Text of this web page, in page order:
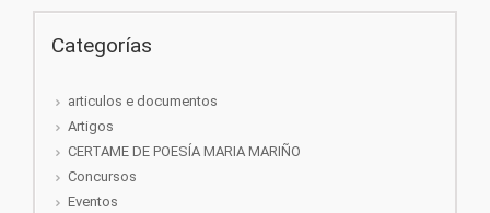
Categorías
articulos e documentos
Artigos
CERTAME DE POESÍA MARIA MARIÑO
Concursos
Eventos